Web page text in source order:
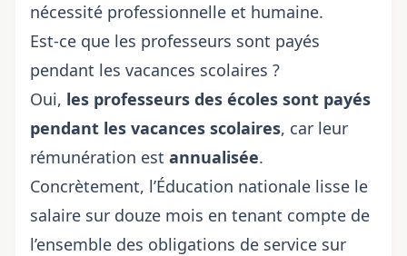
nécessité professionnelle et humaine.
Est-ce que les professeurs sont payés
pendant les vacances scolaires ?
Oui, les professeurs des écoles sont payés
pendant les vacances scolaires, car leur
rémunération est annualisée.
Concrètement, l’Éducation nationale lisse le
salaire sur douze mois en tenant compte de
l’ensemble des obligations de service sur